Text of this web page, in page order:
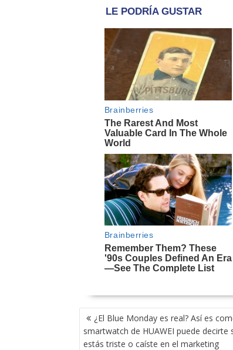
NAVEGACIÓN
DE
ENTRADAS
¿El Blue Monday es real? Así es
smartwatch de HUAWEI puede decirte
estás triste o caíste en el marketing